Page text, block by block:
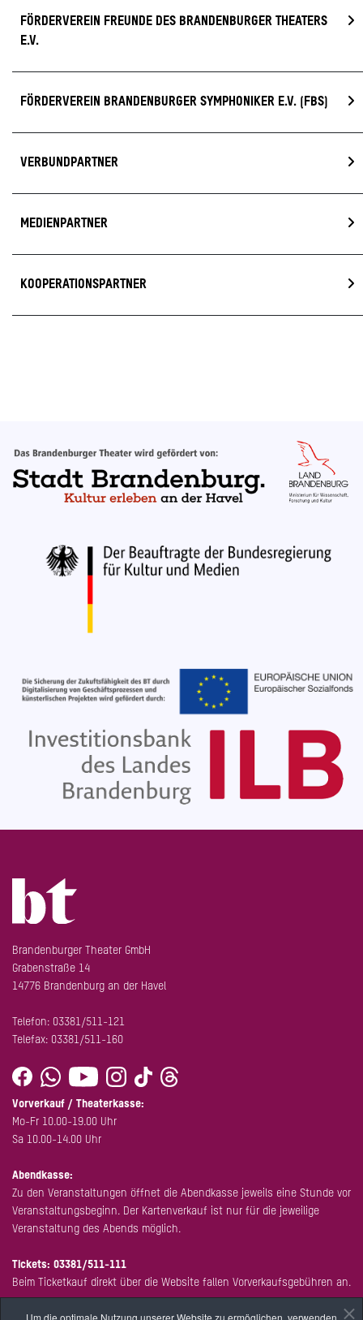
Um die optimale Nutzung unserer Website zu ermöglichen, verwenden
FÖRDERVEREIN FREUNDE DES BRANDENBURGER THEATERS
E.V.
FÖRDERVEREIN BRANDENBURGER SYMPHONIKER E.V. (FBS)
VERBUNDPARTNER
MEDIENPARTNER
KOOPERATIONSPARTNER
Brandenburger Theater GmbH
Grabenstraße 14
14776 Brandenburg an der Havel
Telefon: 03381/511-121
Telefax: 03381/511-160
Vorverkauf / Theaterkasse:
Mo-Fr 10.00-19.00 Uhr
Sa 10.00-14.00 Uhr
Abendkasse:
Zu den Veranstaltungen öffnet die Abendkasse jeweils eine Stunde vor
Veranstaltungsbeginn. Der Kartenverkauf ist nur für die jeweilige
Veranstaltung des Abends möglich.
Tickets: 03381/511-111
Beim Ticketkauf direkt über die Website fallen Vorverkaufsgebühren an.